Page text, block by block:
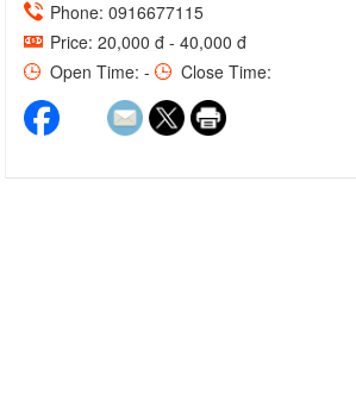
Phone: 0916677115
Price: 20,000 đ - 40,000 đ
Open Time: -
Close Time: